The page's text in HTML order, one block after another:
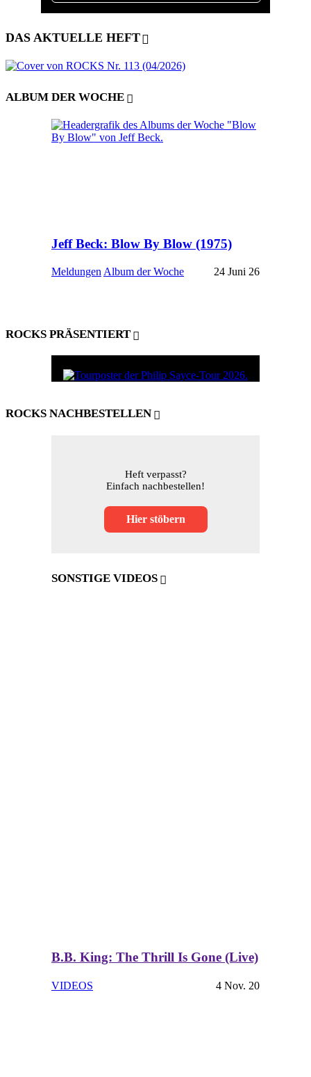
DAS AKTUELLE HEFT
ALBUM DER WOCHE
Jeff Beck: Blow By Blow (1975)
Meldungen Album der Woche 24 Juni 26
ROCKS PRÄSENTIERT
ROCKS NACHBESTELLEN
Heft verpasst?
Einfach nachbestellen!
Hier stöbern
SONSTIGE VIDEOS
B.B. King: The Thrill Is Gone (Live)
VIDEOS 4 Nov. 20